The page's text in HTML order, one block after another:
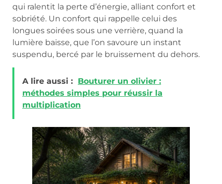
qui ralentit la perte d’énergie, alliant confort et
sobriété. Un confort qui rappelle celui des
longues soirées sous une verrière, quand la
lumière baisse, que l’on savoure un instant
suspendu, bercé par le bruissement du dehors.
A lire aussi : Bouturer un olivier :
méthodes simples pour réussir la
multiplication